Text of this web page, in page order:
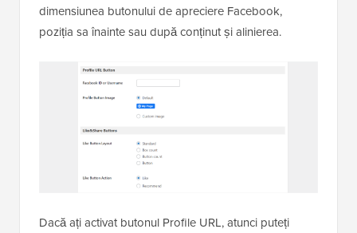
dimensiunea butonului de apreciere Facebook,
poziția sa înainte sau după conținut și alinierea.
Dacă ați activat butonul Profile URL, atunci puteți